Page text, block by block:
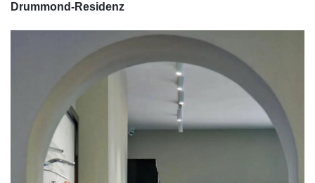
Drummond-Residenz